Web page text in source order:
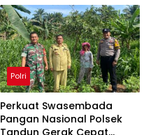
Polri
Perkuat Swasembada
Pangan Nasional Polsek
Tandun Gerak Cepat